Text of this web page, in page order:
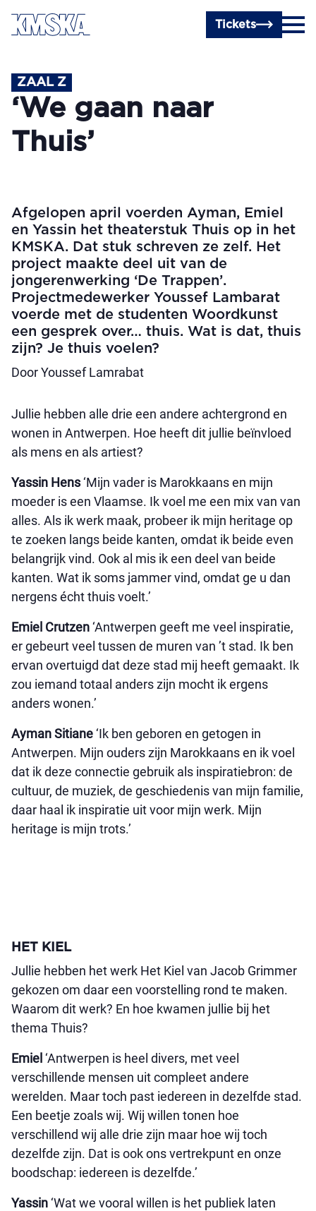
Ga naar hoofdinhoud
Tickets
ZAAL Z
‘We gaan naar
Thuis’
Afgelopen april voerden Ayman, Emiel
en Yassin het theaterstuk Thuis op in het
KMSKA. Dat stuk schreven ze zelf. Het
project maakte deel uit van de
jongerenwerking ‘De Trappen’.
Projectmedewerker Youssef Lambarat
voerde met de studenten Woordkunst
een gesprek over… thuis. Wat is dat, thuis
zijn? Je thuis voelen?
Door Youssef Lamrabat
Jullie hebben alle drie een andere achtergrond en
wonen in Antwerpen. Hoe heeft dit jullie beïnvloed
als mens en als artiest?
Yassin Hens‘Mijn vader is Marokkaans en mijn
moeder is een Vlaamse. Ik voel me een mix van van
alles. Als ik werk maak, probeer ik mijn heritage op
te zoeken langs beide kanten, omdat ik beide even
belangrijk vind. Ook al mis ik een deel van beide
kanten. Wat ik soms jammer vind, omdat ge u dan
nergens écht thuis voelt.’
Emiel Crutzen‘Antwerpen geeft me veel inspiratie,
er gebeurt veel tussen de muren van ’t stad. Ik ben
ervan overtuigd dat deze stad mij heeft gemaakt. Ik
zou iemand totaal anders zijn mocht ik ergens
anders wonen.’
Ayman Sitiane‘Ik ben geboren en getogen in
Antwerpen. Mijn ouders zijn Marokkaans en ik voel
dat ik deze connectie gebruik als inspiratiebron: de
cultuur, de muziek, de geschiedenis van mijn familie,
daar haal ik inspiratie uit voor mijn werk. Mijn
heritage is mijn trots.’
HET KIEL
Jullie hebben het werk Het Kiel van Jacob Grimmer
gekozen om daar een voorstelling rond te maken.
Waarom dit werk? En hoe kwamen jullie bij het
thema Thuis?
Emiel ‘Antwerpen is heel divers, met veel
verschillende mensen uit compleet andere
werelden. Maar toch past iedereen in dezelfde stad.
Een beetje zoals wij. Wij willen tonen hoe
verschillend wij alle drie zijn maar hoe wij toch
dezelfde zijn. Dat is ook ons vertrekpunt en onze
boodschap: iedereen is dezelfde.’
Yassin‘Wat we vooral willen is het publiek laten